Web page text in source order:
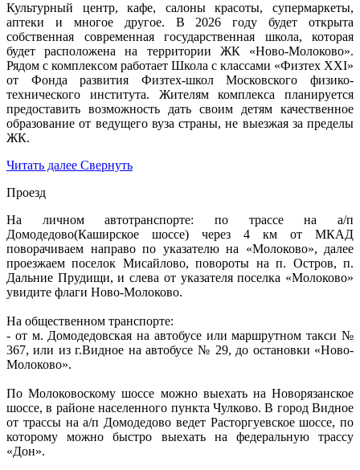
Культурный центр, кафе, салоны красоты, супермаркеты,
аптеки и многое другое. В 2026 году будет открыта
собственная современная государственная школа, которая
будет расположена на территории ЖК «Ново-Молоково».
Рядом с комплексом работает Школа с классами «Физтех XXI»
от Фонда развития Физтех-школ Московского физико-
технического института. Жителям комплекса планируется
предоставить возможность дать своим детям качественное
образование от ведущего вуза страны, не выезжая за пределы
ЖК.
Читать далее Свернуть
Проезд
На личном автотранспорте: по трассе на а/п
Домодедово(Каширское шоссе) через 4 км от МКАД
поворачиваем направо по указателю на «Молоково», далее
проезжаем поселок Мисайлово, повороты на п. Остров, п.
Дальние Прудищи, и слева от указателя поселка «Молоково»
увидите флаги Ново-Молоково.
На общественном транспорте:
- от м. Домодедовская на автобусе или маршрутном такси №
367, или из г.Видное на автобусе № 29, до остановки «Ново-
Молоково».
По Молоковоскому шоссе можно выехать на Новорязанское
шоссе, в районе населенного пункта Чулково. В город Видное
от трассы на а/п Домодедово ведет Расторгуевское шоссе, по
которому можно быстро выехать на федеральную трассу
«Дон».